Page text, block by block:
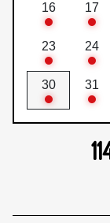
16 17
23 24
30 31